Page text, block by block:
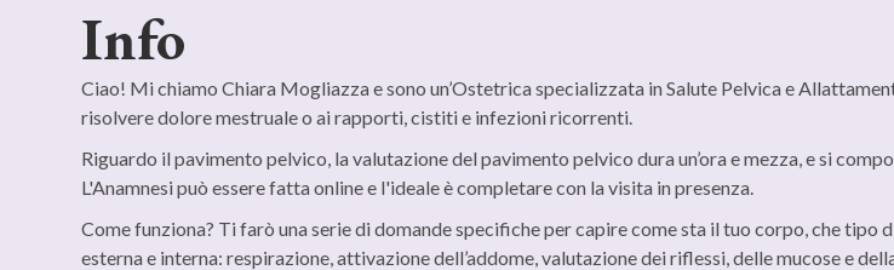
Info
Ciao! Mi chiamo Chiara Mogliazza e sono un’Ostetrica specializzata in Salute Pelvica e
risolvere dolore mestruale o ai rapporti, cistiti e infezioni ricorrenti.
Riguardo il pavimento pelvico, la valutazione del pavimento pelvico dura un’ora e mezza, e si
L'Anamnesi può essere fatta online e l'ideale è completare con la visita in presenza.
Come funziona? Ti farò una serie di domande specifiche per capire come sta il tuo corpo, che
esterna e interna: respirazione, attivazione dell’addome, valutazione dei riflessi, delle mucose e